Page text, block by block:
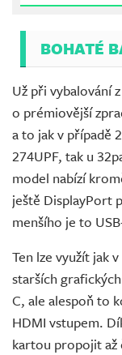
BOHATÉ
Už při vybalování
o prémiovější
a to jak v případě
274UPF, tak u
model nabízí
ještě DisplayPort
menšího je to
Ten lze využít jak
starších
C, ale alespoň to
HDMI vstupem.
kartou propojit